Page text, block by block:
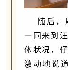
随后，
一同来到
体状况，
激动地说